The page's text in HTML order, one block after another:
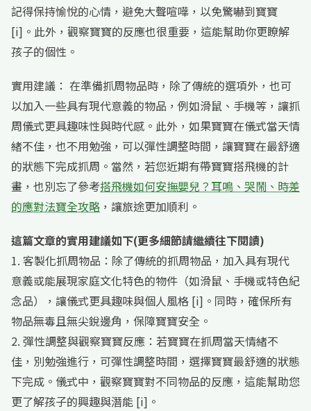
記得保持愉悅的心情，避免大聲喧嘩，以免驚嚇到寶寶
[i]。此外，觀察寶寶的反應也很重要，這能幫助你更瞭解
孩子的個性。
實用建議： 在準備抓周物品時，除了傳統的選項外，也可
以加入一些具有現代意義的物品，例如滑鼠、手機等，讓抓
周儀式更具趣味性與時代感。此外，如果寶寶在儀式當天情
緒不佳，也不用勉強，可以彈性調整時間，讓寶寶在最舒適
的狀態下完成抓周。當然，若您近期有帶寶寶搭飛機的計
畫，也別忘了參考搭飛機如何安撫嬰兒？耳鳴、哭鬧、時差
的應對法寶全攻略 ，讓旅途更加順利。
這篇文章的實用建議如下(更多細節請繼續往下閱讀)
1. 客製化抓周物品：除了傳統的抓周物品，加入具有現代
意義或能展現家庭文化特色的物件（如滑鼠、手機或特色紀
念品），讓儀式更具趣味與個人風格 [i]。同時，確保所有
物品無毒且無尖銳邊角，保障寶寶安全。
2. 彈性調整與觀察寶寶反應：若寶寶在抓周當天情緒不
佳，別勉強進行，可彈性調整時間，選擇寶寶最舒適的狀態
下完成。儀式中，觀察寶寶對不同物品的反應，這能幫助您
更了解孩子的興趣與潛能 [i]。